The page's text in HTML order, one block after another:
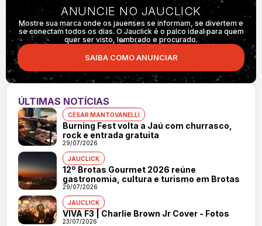
ANUNCIE NO JAUCLICK
Mostre sua marca onde os jauenses se informam, se divertem e
se conectam todos os dias. O Jauclick é o palco ideal para quem
quer ser visto, lembrado e procurado.
SAIBA COMO ANUNCIAR
ÚLTIMAS NOTÍCIAS
CÉSAR MANTOVANELLI
Burning Fest volta a Jaú com churrasco,
rock e entrada gratuita
29/07/2026
JAUCLICK
12º Brotas Gourmet 2026 reúne
gastronomia, cultura e turismo em Brotas
29/07/2026
JAUCLICK
VIVA F3 | Charlie Brown Jr Cover - Fotos
23/07/2026